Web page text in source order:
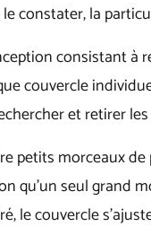
constater, la
consistant à
couvercle
et retirer
petits morceaux
qu'un seul grand
le couvercle